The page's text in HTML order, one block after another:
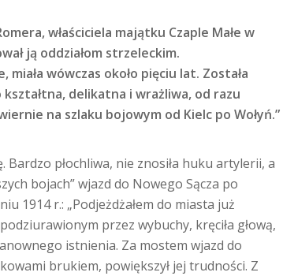
właściciela majątku Czaple Małe w
ją oddziałom strzeleckim.
miała wówczas około pięciu lat. Została
kształtna, delikatna i wrażliwa, od razu
na szlaku bojowym od Kielc po Wołyń.”
Bardzo płochliwa, nie znosiła huku artylerii, a
bojach” wjazd do Nowego Sącza po
1914 r.: „Podjeżdżałem do miasta już
przez wybuchy, kręciła głową,
istnienia. Za mostem wjazd do
brukiem, powiększył jej trudności. Z